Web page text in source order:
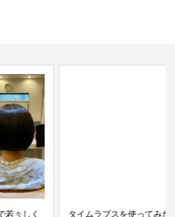
タイムラプスを使ってみた。美